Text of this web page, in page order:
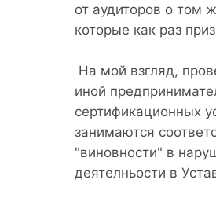
от аудиторов о том
которые как раз
На мой взгляд,
иной
сертификационных
занимаются
"виновности" в
деятелньости в